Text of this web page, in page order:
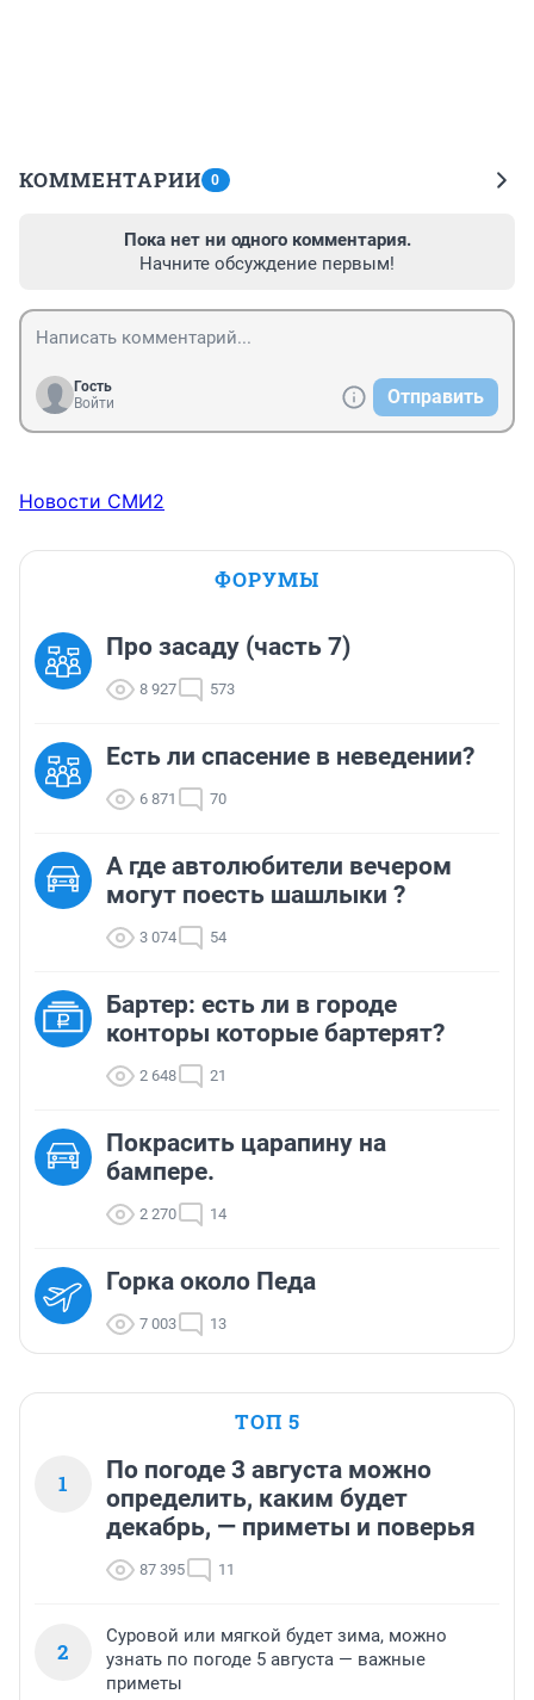
КОММЕНТАРИИ 0
Пока нет ни одного комментария.
Начните обсуждение первым!
Гость
Войти
Отправить
Новости СМИ2
ФОРУМЫ
Про засаду (часть 7)
8 927 573
Есть ли спасение в неведении?
6 871 70
А где автолюбители вечером
могут поесть шашлыки ?
3 074 54
Бартер: есть ли в городе
конторы которые бартерят?
2 648 21
Покрасить царапину на
бампере.
2 270 14
Горка около Педа
7 003 13
ТОП 5
1
По погоде 3 августа можно
определить, каким будет
декабрь, — приметы и поверья
87 395 11
2
Суровой или мягкой будет зима, можно
узнать по погоде 5 августа — важные
приметы